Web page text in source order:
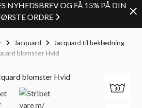
NYHEDSBREV OG FÅ 15% PÅ DIN
ORDRE
Jacquard
Jacquard til beklædning
blomster Hvid